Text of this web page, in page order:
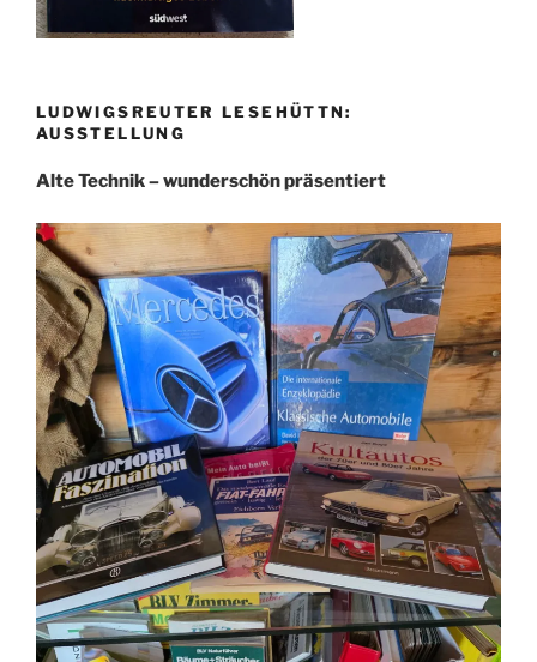
LUDWIGSREUTER LESEHÜTTN:
AUSSTELLUNG
Alte Technik – wunderschön präsentiert